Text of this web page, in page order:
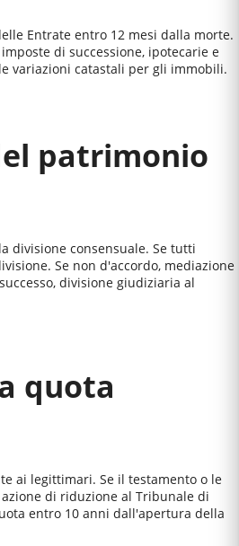
Entrate entro 12 mesi dalla morte.
di successione, ipotecarie e
variazioni catastali per gli immobili.
patrimonio
divisione consensuale. Se tutti
Se non d'accordo, mediazione
divisione giudiziaria al
quota
ai legittimari. Se il testamento o le
di riduzione al Tribunale di
entro 10 anni dall'apertura della